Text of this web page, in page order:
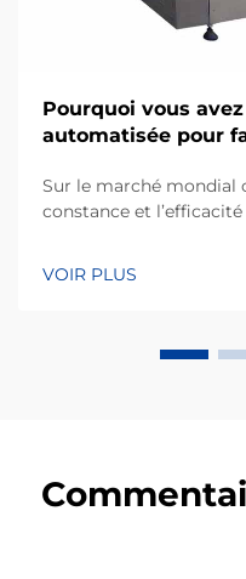
Pourquoi vous
automatisée pour
Sur le marché mondial
constance et
réputé pour sa forme
VOIR PLUS